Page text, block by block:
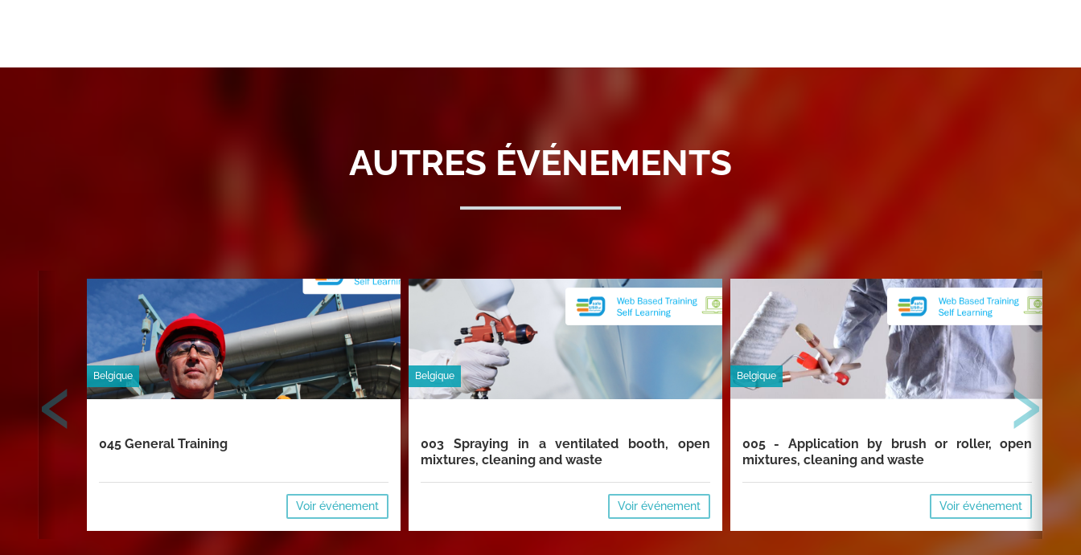
AUTRES ÉVÉNEMENTS
Belgique
045 General Training
Voir événement
Belgique
003 Spraying in a ventilated booth, open
mixtures, cleaning and waste
Voir événement
Belgique
005 - Application by brush or roller, open
mixtures, cleaning and waste
Voir événement
‹ ›